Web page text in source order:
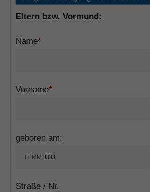
Eltern bzw. Vormund:
Name*
Vorname*
geboren am:
Straße / Nr.